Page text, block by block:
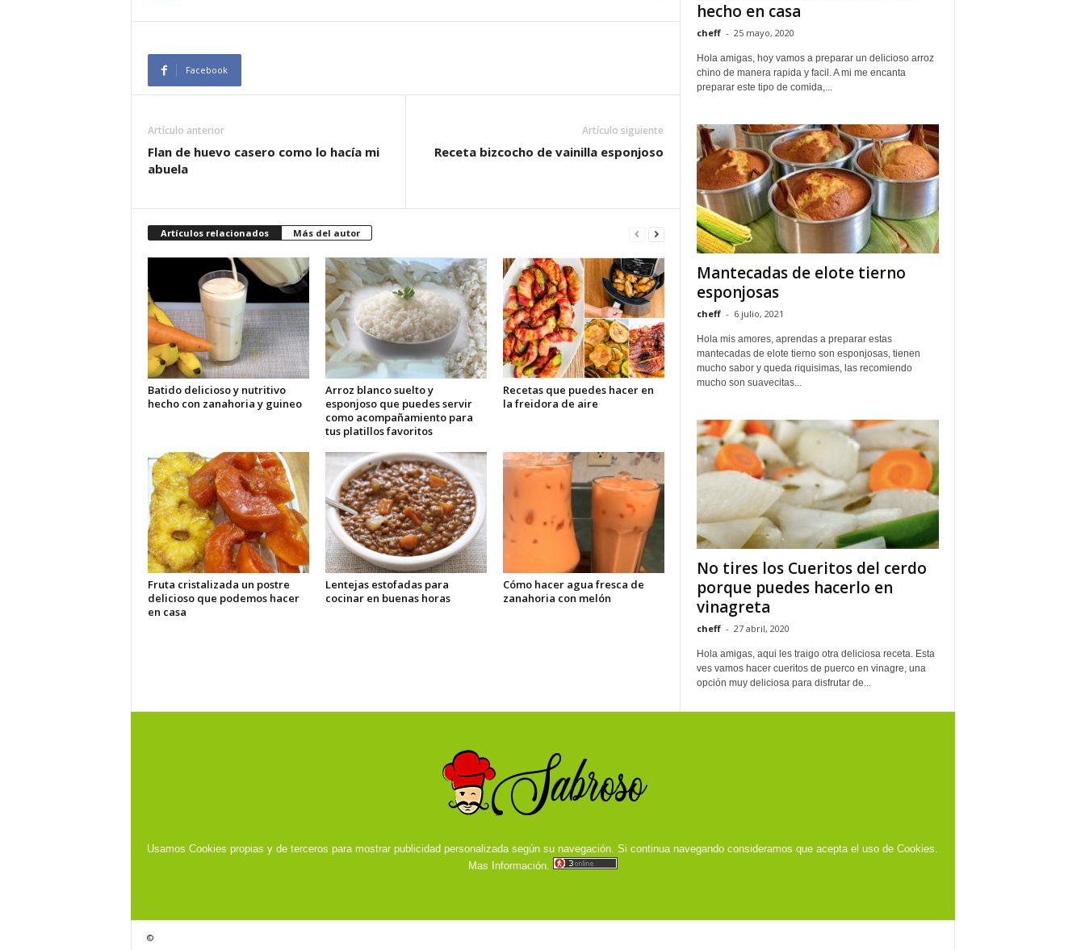
Facebook
Artículo anterior
Flan de huevo casero como lo hacía mi
abuela
Artículo siguiente
Receta bizcocho de vainilla esponjoso
Artículos relacionados Más del autor
Batido delicioso y nutritivo
hecho con zanahoria y guineo
Arroz blanco suelto y
esponjoso que puedes servir
como acompañamiento para
tus platillos favoritos
Recetas que puedes hacer en
la freidora de aire
Fruta cristalizada un postre
delicioso que podemos hacer
en casa
Lentejas estofadas para
cocinar en buenas horas
Cómo hacer agua fresca de
zanahoria con melón
hecho en casa
cheff - 25 mayo, 2020
Hola amigas, hoy vamos a preparar un delicioso arroz
chino de manera rapida y facil. A mi me encanta
preparar este tipo de comida,...
Mantecadas de elote tierno
esponjosas
cheff - 6 julio, 2021
Hola mis amores, aprendas a preparar estas
mantecadas de elote tierno son esponjosas, tienen
mucho sabor y queda riquisimas, las recomiendo
mucho son suavecitas...
No tires los Cueritos del cerdo
porque puedes hacerlo en
vinagreta
cheff - 27 abril, 2020
Hola amigas, aqui les traigo otra deliciosa receta. Esta
ves vamos hacer cueritos de puerco en vinagre, una
opción muy deliciosa para disfrutar de...
Usamos Cookies propias y de terceros para mostrar publicidad personalizada según su navegación. Si continua navegando consideramos que acepta el uso de Cookies.
Mas Información.
©